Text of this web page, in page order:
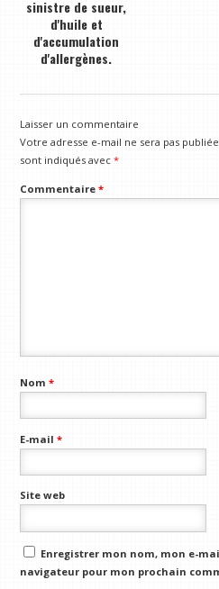
sinistre de sueur,
d'huile et
d'accumulation
d'allergènes.
Laisser un commentaire
Votre adresse e-mail ne sera pas publiée.
sont indiqués avec*
Commentaire*
Nom*
E-mail*
Site web
Enregistrer mon nom, mon e-
navigateur pour mon prochain